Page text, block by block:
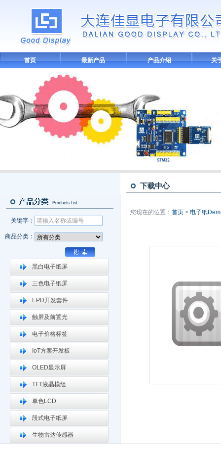
首页 最新产品 产品介绍 关
关键字：
商品分类：
黑白电子纸屏
三色电子纸屏
EPD开发套件
触屏及前置光
电子价格标签
IoT方案开发板
OLED显示屏
TFT液晶模组
单色LCD
段式电子纸屏
生物雷达传感器
下载中心
您现在的位置：首页 >电子纸